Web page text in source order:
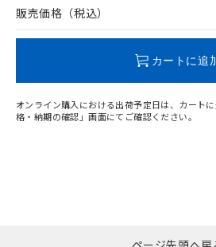
問い合わせください。
販売価格（税込）
カートに追
オンライン購入における出荷予定日は、カート
格・納期の確認」画面にてご確認ください。